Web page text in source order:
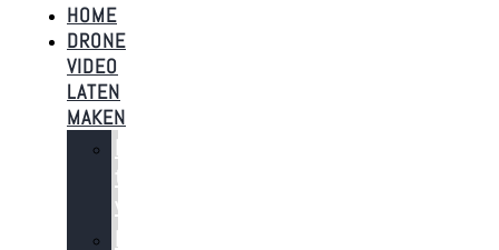
HOME
DRONE
VIDEO
LATEN
MAKEN
Dronebeelden
t.b.v.
verkoop
Dronebeelden